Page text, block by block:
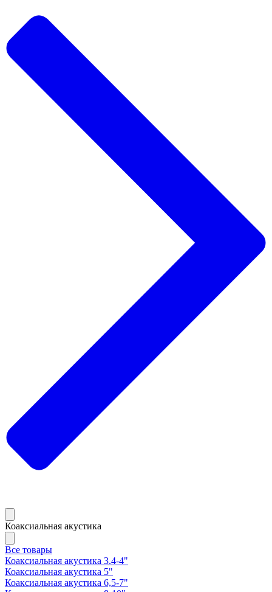
Коаксиальная акустика
Все товары
Коаксиальная акустика 3.4-4"
Коаксиальная акустика 5"
Коаксиальная акустика 6,5-7"